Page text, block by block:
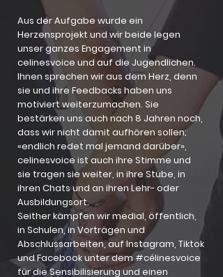
Aus der Aufgabe wurde ein
Herzensprojekt und wir beide legen
unser ganzes Engagement in
celinesvoice und auf die Jugendlichen.
Ihnen sprechen wir aus dem Herz, denn
sie und ihre Feedbacks haben uns
motiviert weiterzumachen. Sie
bestärken uns auch nach 8 Jahren noch,
dass wir nicht damit aufhören sollen;
«endlich redet mal jemand darüber»,
celinesvoice ist auch ihre Stimme und
sie tragen sie weiter, in ihre Stube, in
ihren Chats und an ihren Lehr- oder
Ausbildungsort.
Seither kämpfen wir medial, öffentlich,
in Schulen, in Vorträgen und
Abschlussarbeiten, auf Instagram, Tiktok
und Facebook unter dem #célinesvoice
für die Sensibilisierung und einen